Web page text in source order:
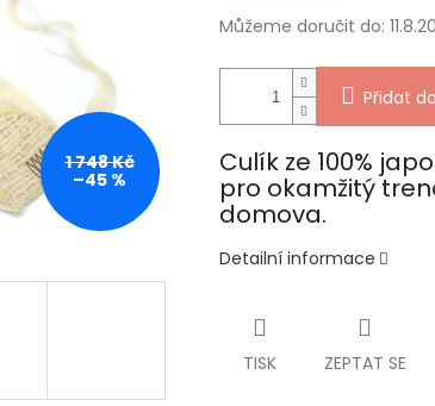
1 748 Kč
–45 %
Můžeme doručit do:
Přidat
Culík ze 100%
pro okamžitý
domova.
Detailní informace
TISK ZEPTAT SE